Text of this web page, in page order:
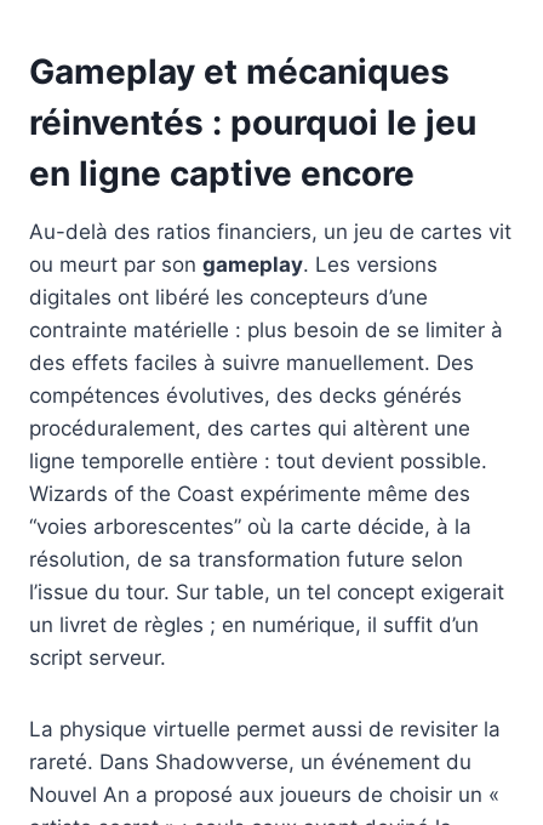
Gameplay et mécaniques
réinventés : pourquoi le jeu
en ligne captive encore
Au-delà des ratios financiers, un jeu de cartes vit
ou meurt par son gameplay. Les versions
digitales ont libéré les concepteurs d’une
contrainte matérielle : plus besoin de se limiter à
des effets faciles à suivre manuellement. Des
compétences évolutives, des decks générés
procéduralement, des cartes qui altèrent une
ligne temporelle entière : tout devient possible.
Wizards of the Coast expérimente même des
“voies arborescentes” où la carte décide, à la
résolution, de sa transformation future selon
l’issue du tour. Sur table, un tel concept exigerait
un livret de règles ; en numérique, il suffit d’un
script serveur.
La physique virtuelle permet aussi de revisiter la
rareté. Dans Shadowverse, un événement du
Nouvel An a proposé aux joueurs de choisir un «